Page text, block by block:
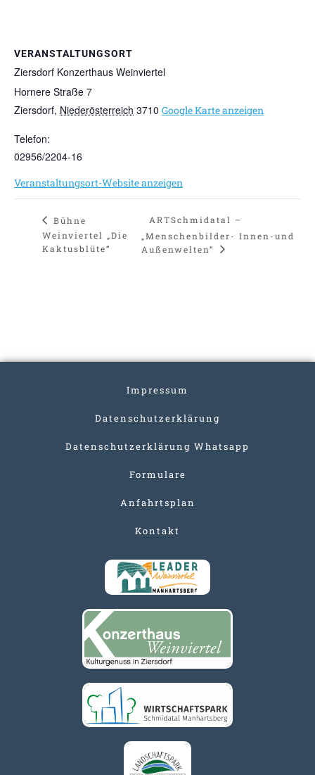
VERANSTALTUNGSORT
Ziersdorf Konzerthaus Weinviertel
Hornere Straße 7
Ziersdorf, Niederösterreich 3710 Google Karte anzeigen
Telefon:
02956/2204-16
Veranstaltungsort-Website anzeigen
Bühne
Weinviertel „Die
Kaktusblüte“
ARTSchmidatal –
„Menschenbilder- Innen-und
Außenwelten“
Impressum
Datenschutzerklärung
Datenschutzerklärung Whatsapp
Formulare
Anfahrtsplan
Kontakt